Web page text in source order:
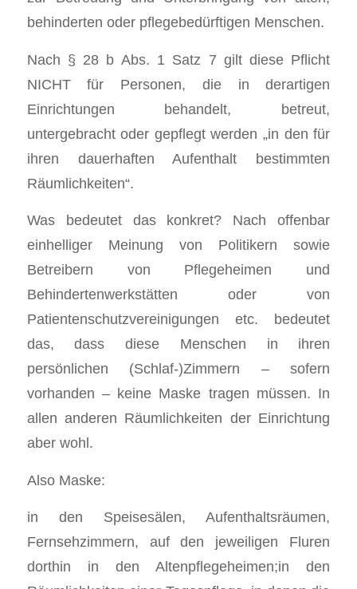
behinderten oder pflegebedürftigen Menschen.
Nach § 28 b Abs. 1 Satz 7 gilt diese Pflicht
NICHT für Personen, die in derartigen
Einrichtungen behandelt, betreut,
untergebracht oder gepflegt werden „in den für
ihren dauerhaften Aufenthalt bestimmten
Räumlichkeiten“.
Was bedeutet das konkret? Nach offenbar
einhelliger Meinung von Politikern sowie
Betreibern von Pflegeheimen und
Behindertenwerkstätten oder von
Patientenschutzvereinigungen etc. bedeutet
das, dass diese Menschen in ihren
persönlichen (Schlaf-)Zimmern – sofern
vorhanden – keine Maske tragen müssen. In
allen anderen Räumlichkeiten der Einrichtung
aber wohl.
Also Maske:
in den Speisesälen, Aufenthaltsräumen,
Fernsehzimmern, auf den jeweiligen Fluren
dorthin in den Altenpflegeheimen;in den